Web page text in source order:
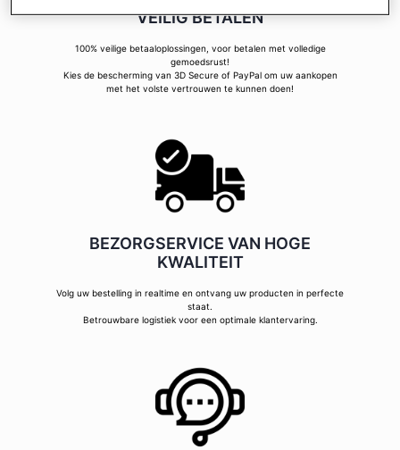
VEILIG BETALEN
100% veilige betaaloplossingen, voor betalen met volledige
gemoedsrust!
Kies de bescherming van 3D Secure of PayPal om uw aankopen
met het volste vertrouwen te kunnen doen!
BEZORGSERVICE VAN HOGE
KWALITEIT
Volg uw bestelling in realtime en ontvang uw producten in perfecte
staat.
Betrouwbare logistiek voor een optimale klantervaring.